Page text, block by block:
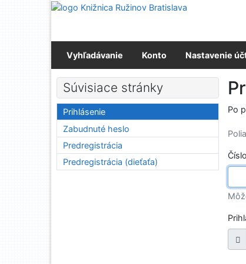
Prejsť na obsah
Vyhľadávanie Konto Nastavenie
Po
Súvisiace stránky
Prihlásenie
Zabudnuté heslo
Predregistrácia
Predregistrácia (dieťaťa)